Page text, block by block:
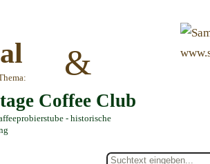
&
Coffee Club
- historische